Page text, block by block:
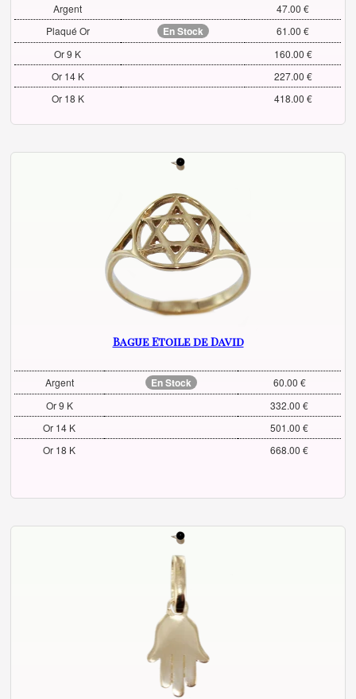
Argent
47.00 €
Plaqué Or
En Stock
61.00 €
Or 9 K
160.00 €
Or 14 K
227.00 €
Or 18 K
418.00 €
Bague Etoile de David
Argent En Stock
60.00 €
Or 9 K
332.00 €
Or 14 K
501.00 €
Or 18 K
668.00 €